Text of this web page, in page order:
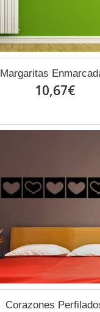
Margaritas
10,67€
Corazones